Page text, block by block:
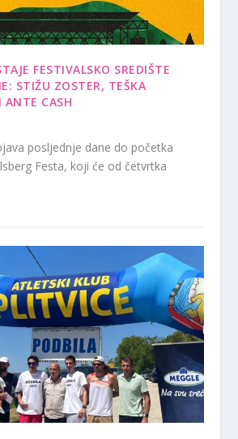
FESTIVALSKO SREDIŠTE
STIŽU ZOSTER, TEŠKA
ANTE CASH
posljednje dane do početka
Festa, koji će od četvrtka